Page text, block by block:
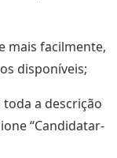
mais facilmente,
disponíveis;
a descrição
“Candidatar-